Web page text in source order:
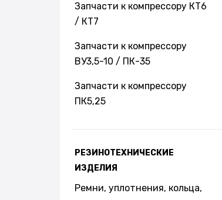
Запчасти к компрессору КТ6
/ КТ7
Запчасти к компрессору
ВУ3,5-10 / ПК-35
Запчасти к компрессору
ПК5,25
РЕЗИНОТЕХНИЧЕСКИЕ
ИЗДЕЛИЯ
Ремни, уплотнения, кольца,